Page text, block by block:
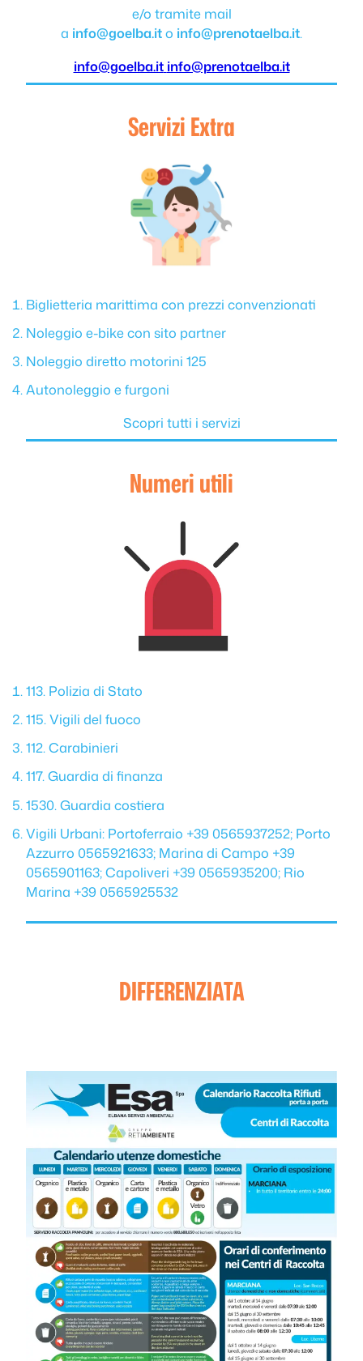
e/o tramite mail
a info@goelba.ito info@prenotaelba.it.
info@goelba.it info@prenotaelba.it
Servizi Extra
Biglietteria marittima con prezzi convenzionati
Noleggio e-bike con sito partner
Noleggio diretto motorini 125
Autonoleggio e furgoni
Scopri tutti i servizi
Numeri utili
113. Polizia di Stato
115. Vigili del fuoco
112. Carabinieri
117. Guardia di finanza
1530. Guardia costiera
Vigili Urbani: Portoferraio +39 0565937252; Porto
Azzurro 0565921633; Marina di Campo +39
0565901163; Capoliveri +39 0565935200; Rio
Marina +39 0565925532
DIFFERENZIATA